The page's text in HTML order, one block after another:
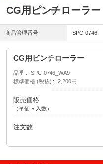
CG用ピンチローラー
商品管理番号 SPC-0746
CG用ピンチローラー
品番
SPC-0746_WA9
標準価格 (税抜)
2,200円
販売価格
（単価 × 入数）
注文数